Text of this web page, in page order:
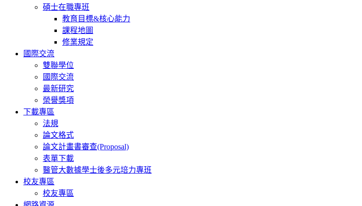
碩士在職專班
教育目標&核心能力
課程地圖
修業規定
國際交流
雙聯學位
國際交流
最新研究
榮譽獎項
下載專區
法規
論文格式
論文計畫書審查(Proposal)
表單下載
醫管大數據學士後多元培力專班
校友專區
校友專區